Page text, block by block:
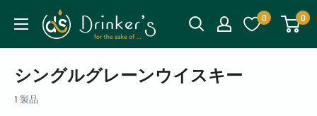
0 0
シングルグレーンウイスキー
1 製品